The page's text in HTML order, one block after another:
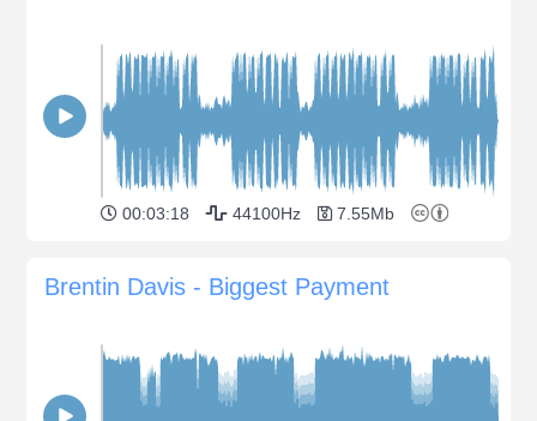
00:03:18 44100Hz 7.55Mb
Brentin Davis - Biggest Payment